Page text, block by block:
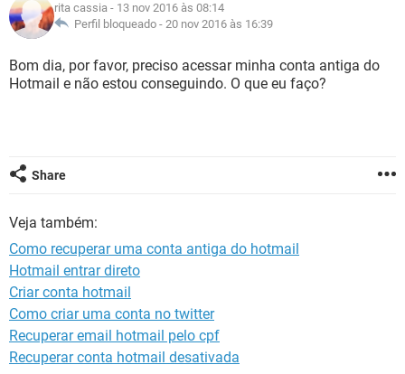
INSTAGRAM GMAIL
GUIA DE COMPRAS
OUTLOOK EXCEL
INSTAGRAM GMAIL
GUIA DE COMPRAS
JOGOS WHATSAPP
CELULAR
OUTLOOK EXCEL
GLOSSÁRIO
JOGOS WHATSAPP
CELULAR FACEBOOK
GUIA DE COMPRAS
rita cassia - 13 nov 2016 às 08:14
Perfil bloqueado - 20 nov 2016 às 16:39
Bom dia, por favor, preciso acessar minha conta antiga do
Hotmail e não estou conseguindo. O que eu faço?
Share
Veja também:
Como recuperar uma conta antiga do hotmail
Hotmail entrar direto
Criar conta hotmail
Como criar uma conta no twitter
Recuperar email hotmail pelo cpf
Recuperar conta hotmail desativada